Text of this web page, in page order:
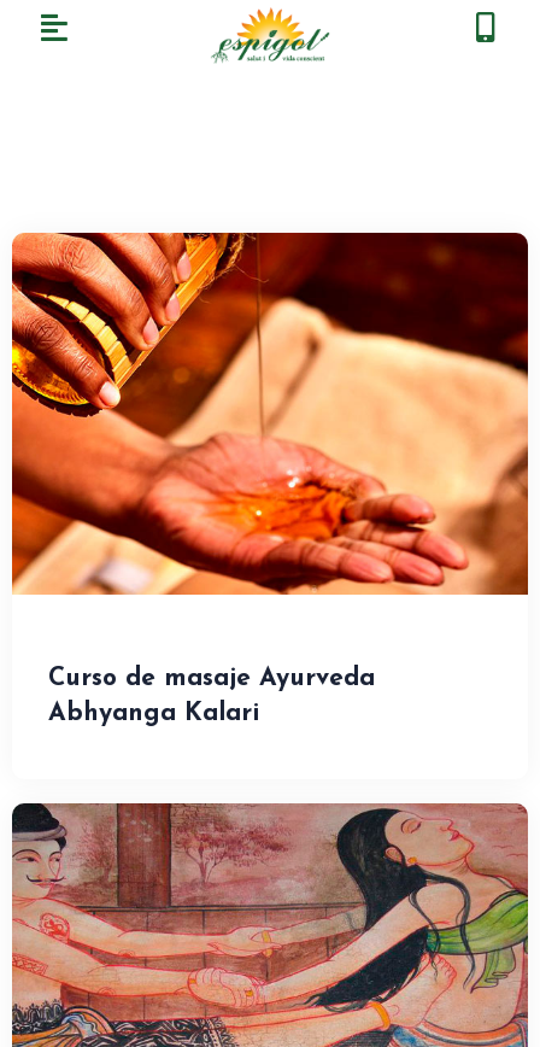
Curso de masaje Ayurveda
Abhyanga Kalari